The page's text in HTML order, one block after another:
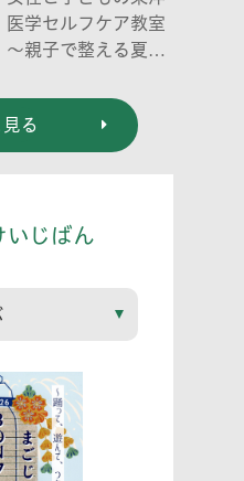
医学セルフケア教室
～親子で整える夏休
らだ～
る
いじばん